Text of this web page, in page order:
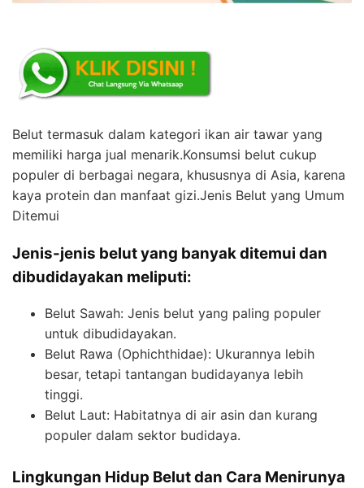
Belut termasuk dalam kategori ikan air tawar yang
memiliki harga jual menarik.Konsumsi belut cukup
populer di berbagai negara, khususnya di Asia, karena
kaya protein dan manfaat gizi.Jenis Belut yang Umum
Ditemui
Jenis-jenis belut yang banyak ditemui dan
dibudidayakan meliputi:
Belut Sawah: Jenis belut yang paling populer
untuk dibudidayakan.
Belut Rawa (Ophichthidae): Ukurannya lebih
besar, tetapi tantangan budidayanya lebih
tinggi.
Belut Laut: Habitatnya di air asin dan kurang
populer dalam sektor budidaya.
Lingkungan Hidup Belut dan Cara Menirunya